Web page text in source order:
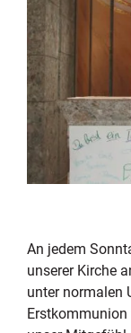
An jedem
unserer Kirche
unter normalen